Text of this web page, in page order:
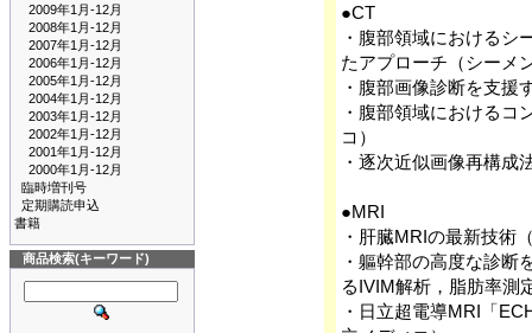
2009年1月-12月
2008年1月-12月
2007年1月-12月
2006年1月-12月
2005年1月-12月
2004年1月-12月
2003年1月-12月
2002年1月-12月
2001年1月-12月
2000年1月-12月
臨時増刊号
定期購読申込
書籍
商品検索(キーワード)
●CT
・腹部領域におけるシ
たアプローチ（シーメ
・腹部画像診断を支援
・腹部領域におけるコ
コ）
・逐次近似画像再構成
●MRI
・肝臓MRIの最新技術
・軀幹部の高度な診断
るIVIM解析，脂肪率測
・日立超電導MRI「